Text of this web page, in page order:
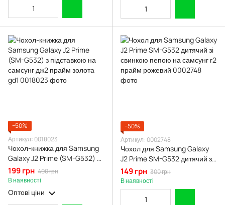
−50%
Артикул: 0018023
Чохол-книжка для Samsung
Galaxy J2 Prime (SM-G532) з
підставкою на самсунг дж2
прайм золота gd1
199 грн 400 грн
В наявності
Оптові ціни
−50%
Артикул: 0002748
Чохол для Samsung Galaxy
J2 Prime SM-G532 дитячий зі
свинкою пепою на самсунг г2
прайм рожевий
149 грн 300 грн
В наявності